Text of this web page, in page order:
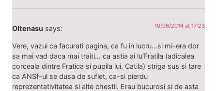
Oltenasu says: 10/06/2014 at 17:23
Vere, vazui ca facurati pagina, ca fu in lucru…si mi-era dor
sa mai vad daca mai traiti… ca astia ai lu’Fratila (adicalea
corceala dintre Fratica si pupila lui, Catila) striga sus si tare
ca ANSf-ul se dusa de suflet, ca-si pierdu
reprezentativitatea si alte chestii. Erau bucurosi si de asta